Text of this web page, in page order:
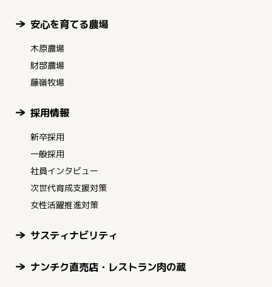
安心を育てる農場
木原農場
財部農場
藤嶺牧場
採用情報
新卒採用
一般採用
社員インタビュー
次世代育成支援対策
女性活躍推進対策
サスティナビリティ
ナンチク直売店・レストラン肉の蔵